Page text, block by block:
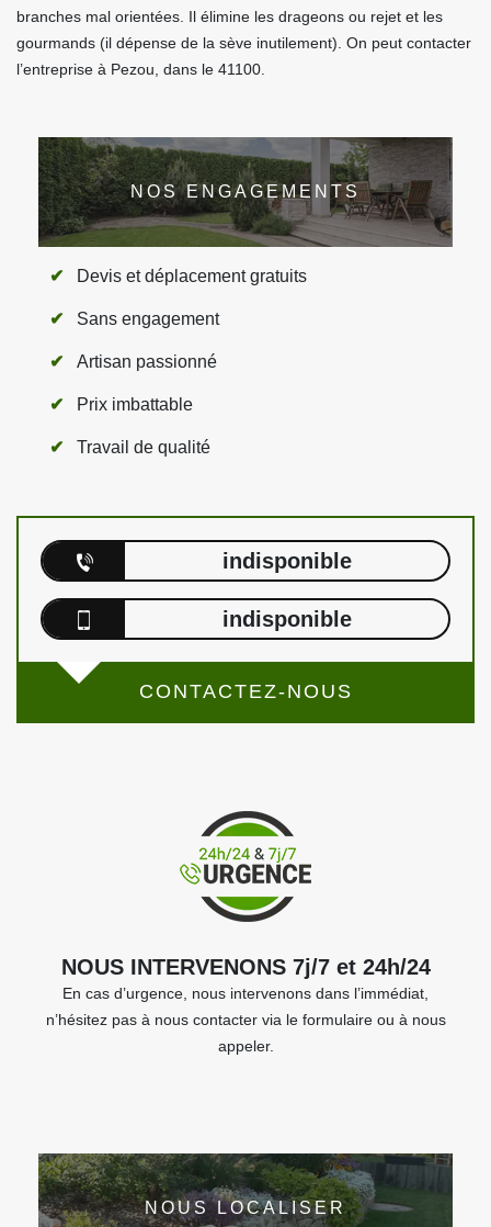
branches mal orientées. Il élimine les drageons ou rejet et les
gourmands (il dépense de la sève inutilement). On peut contacter
l’entreprise à Pezou, dans le 41100.
NOS ENGAGEMENTS
Devis et déplacement gratuits
Sans engagement
Artisan passionné
Prix imbattable
Travail de qualité
indisponible
indisponible
CONTACTEZ-NOUS
NOUS INTERVENONS 7j/7 et 24h/24
En cas d’urgence, nous intervenons dans l’immédiat,
n’hésitez pas à nous contacter via le formulaire ou à nous
appeler.
NOUS LOCALISER